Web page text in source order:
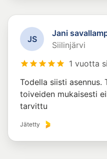
JS
Jani
Siilinjärvi
1 vuotta
Todella siisti asennus.
toiveiden mukaisesti
tarvittu
Jätetty